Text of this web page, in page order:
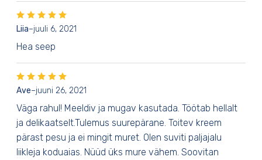
Liia–juuli 6, 2021
Hea seep
Ave–juuni 26, 2021
Väga rahul! Meeldiv ja mugav kasutada. Töötab hellalt
ja delikaatselt.Tulemus suurepärane. Toitev kreem
pärast pesu ja ei mingit muret. Olen suviti paljajalu
liikleja koduaias. Nüüd üks mure vähem. Soovitan